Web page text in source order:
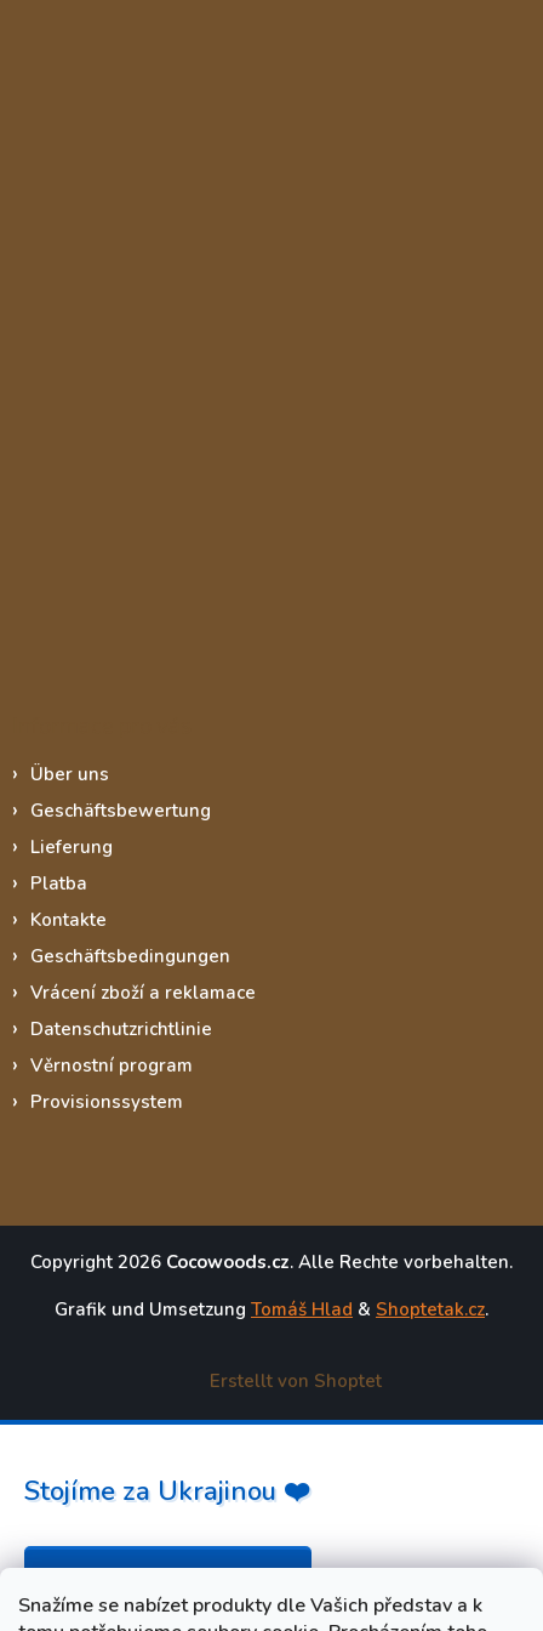
Snažíme se nabízet produkty dle Vašich představ a k
Über uns
Geschäftsbewertung
Lieferung
Platba
Kontakte
Geschäftsbedingungen
Vrácení zboží a reklamace
Datenschutzrichtlinie
Věrnostní program
Provisionssystem
Copyright 2026 Cocowoods.cz. Alle Rechte vorbehalten.
Grafik und Umsetzung Tomáš Hlad & Shoptetak.cz.
Erstellt von Shoptet
Stojíme za Ukrajinou ❤️